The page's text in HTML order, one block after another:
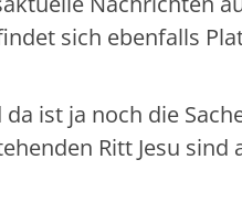
sich ebenfalls
ist ja noch die
Ritt Jesu sind